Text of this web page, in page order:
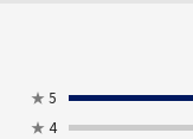
★ 5
★ 4